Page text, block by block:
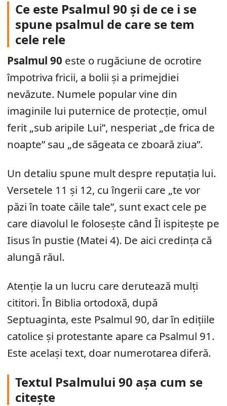
Ce este Psalmul 90 și de ce i se
spune psalmul de care se tem
cele rele
Psalmul 90 este o rugăciune de ocrotire
împotriva fricii, a bolii și a primejdiei
nevăzute. Numele popular vine din
imaginile lui puternice de protecție, omul
ferit „sub aripile Lui”, nesperiat „de frica de
noapte” sau „de săgeata ce zboară ziua”.
Un detaliu spune mult despre reputația lui.
Versetele 11 și 12, cu îngerii care „te vor
păzi în toate căile tale”, sunt exact cele pe
care diavolul le folosește când Îl ispitește pe
Iisus în pustie (Matei 4). De aici credința că
alungă răul.
Atenție la un lucru care derutează mulți
cititori. În Biblia ortodoxă, după
Septuaginta, este Psalmul 90, dar în edițiile
catolice și protestante apare ca Psalmul 91.
Este același text, doar numerotarea diferă.
Textul Psalmului 90 așa cum se
citește